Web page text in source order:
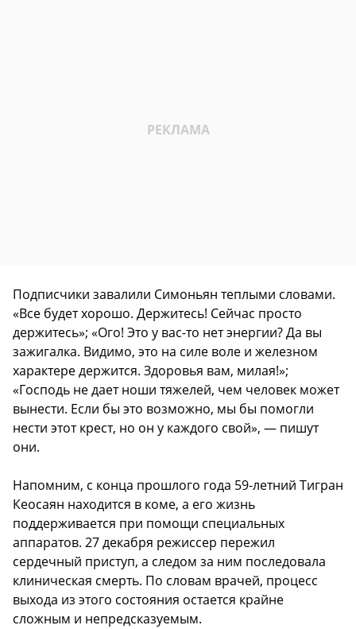
Подписчики завалили Симоньян теплыми словами.
«Все будет хорошо. Держитесь! Сейчас просто
держитесь»; «Ого! Это у вас-то нет энергии? Да вы
зажигалка. Видимо, это на силе воле и железном
характере держится. Здоровья вам, милая!»;
«Господь не дает ноши тяжелей, чем человек может
вынести. Если бы это возможно, мы бы помогли
нести этот крест, но он у каждого свой», — пишут
они.
Напомним, с конца прошлого года 59-летний Тигран
Кеосаян находится в коме, а его жизнь
поддерживается при помощи специальных
аппаратов. 27 декабря режиссер пережил
сердечный приступ, а следом за ним последовала
клиническая смерть. По словам врачей, процесс
выхода из этого состояния остается крайне
сложным и непредсказуемым.